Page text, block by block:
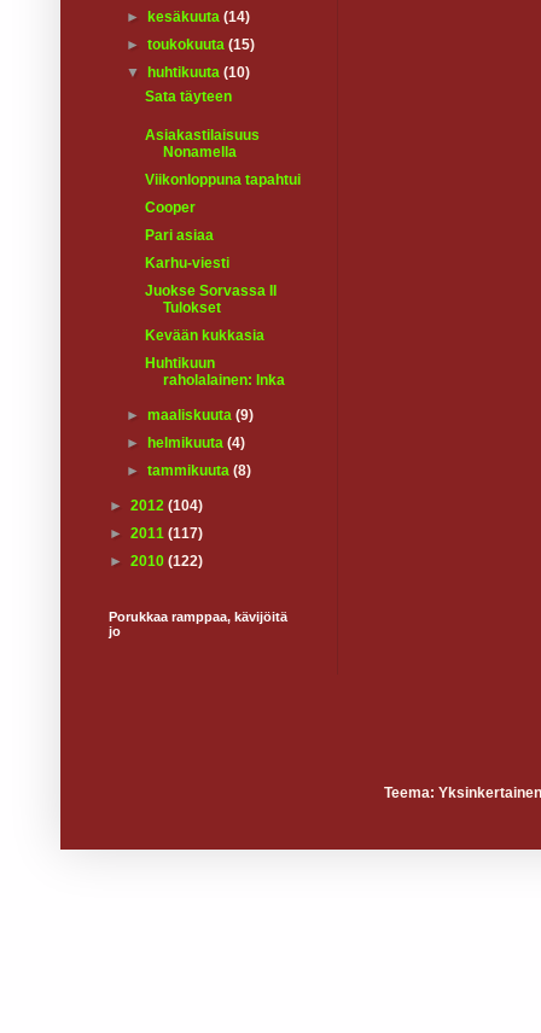
►
kesäkuuta(14)
►toukokuuta(15)
▼
huhtikuuta(10)
Sata täyteen
Asiakastilaisuus
Nonamella
Viikonloppuna tapahtui
Cooper
Pari asiaa
Karhu-viesti
Juokse Sorvassa II
Tulokset
Kevään kukkasia
Huhtikuun
raholalainen: Inka
►maaliskuuta(9)
►
helmikuuta(4)
►tammikuuta(8)
► 2012 (104)
► 2011 (117)
► 2010 (122)
Porukkaa ramppaa, kävijöitä
jo
Teema: